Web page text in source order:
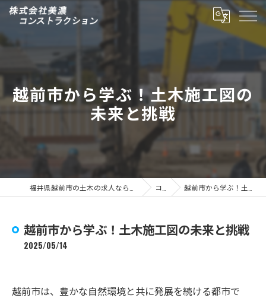
越前市から学ぶ！土木施工図の
未来と挑戦
コラム 越前市から学ぶ！土木施工図の未来と挑戦
越前市から学ぶ！土木施工図の未来と挑戦
2025/05/14
越前市は、豊かな自然環境と共に発展を続ける都市で